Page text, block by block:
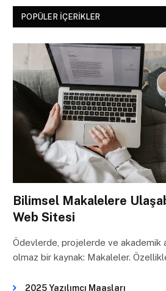
POPÜLER İÇERIKLER
Bilimsel Makalelere
Web Sitesi
Ödevlerde, projelerde ve akademik
olmaz bir kaynak: Makaleler.
2025 Yazılımcı Maaşları